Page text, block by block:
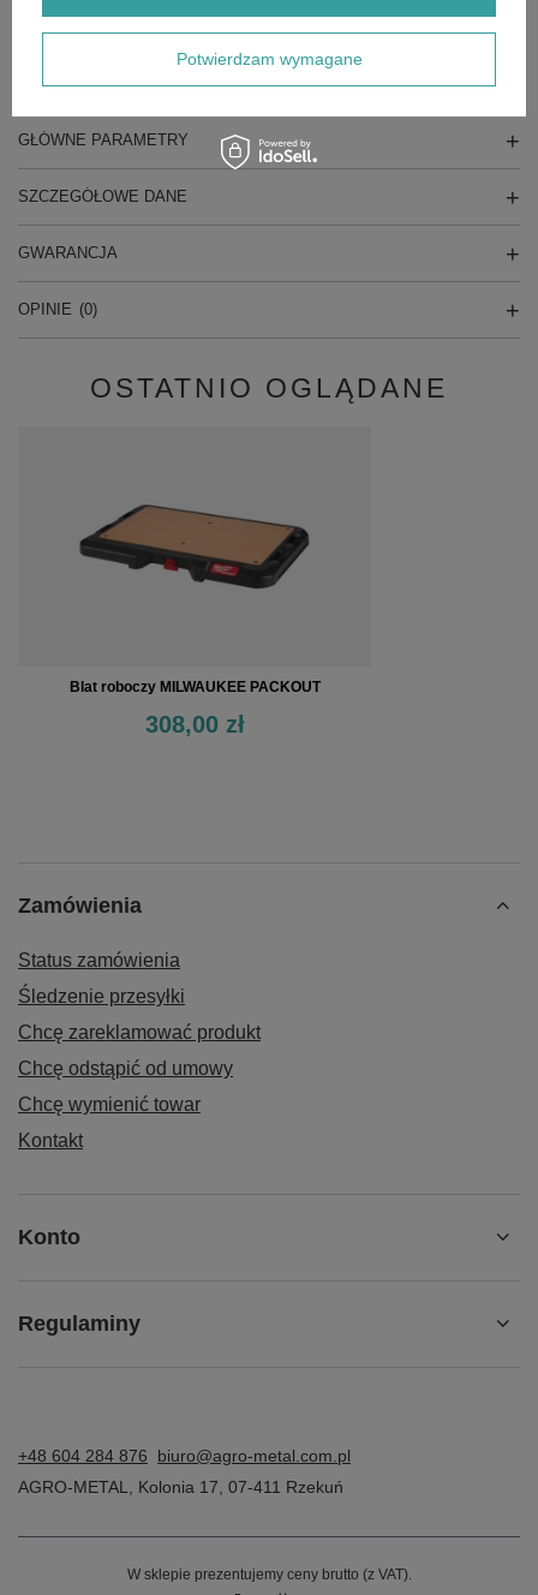
Wymiary (mm) 53 x 607 x 389
Numer SKU 4932472128
Kod EAN 4058546325244
GŁÓWNE PARAMETRY
SZCZEGÓŁOWE DANE
GWARANCJA
OPINIE (0)
OSTATNIO OGLĄDANE
Blat roboczy MILWAUKEE PACKOUT
308,00 zł
Zamówienia
Status zamówienia
Śledzenie przesyłki
Chcę zareklamować produkt
Chcę odstąpić od umowy
Chcę wymienić towar
Kontakt
Konto
Regulaminy
+48 604 284 876
biuro@agro-metal.com.pl
AGRO-METAL
Kolonia 17 07-411 Rzekuń
W sklepie prezentujemy ceny brutto (z VAT).
Potwierdzam wymagane